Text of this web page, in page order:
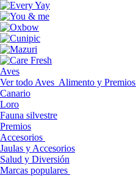
Aves
Ver todo Aves Alimento y Premios
Canario
Loro
Fauna silvestre
Premios
Accesorios
Jaulas y Accesorios
Salud y Diversión
Marcas populares